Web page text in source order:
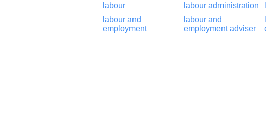
labour
labour administration
labour and
employment
labour and
employment adviser